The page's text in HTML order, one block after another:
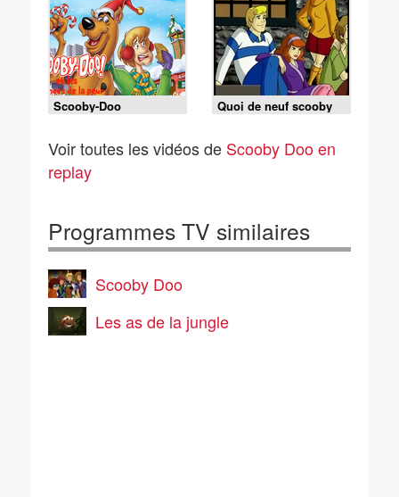
Scooby-Doo Quoi de neuf scooby
doo ep 42
Voir toutes les vidéos de Scooby Doo en
replay
Programmes TV similaires
Scooby Doo
Les as de la jungle